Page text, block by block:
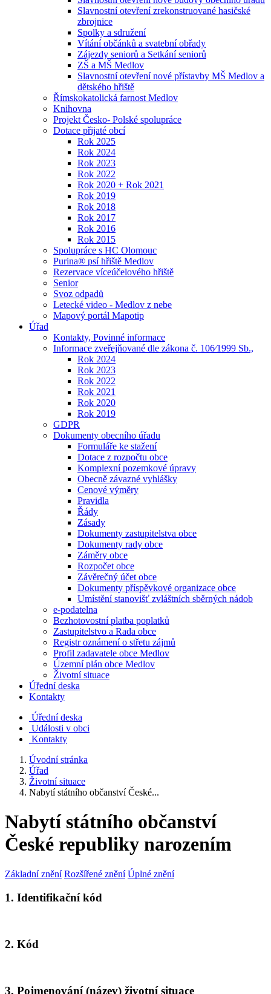
Slavnostní otevření zrekonstruované hasičské
zbrojnice
Spolky a sdružení
Vítání občánků a svatební obřady
Zájezdy seniorů a Setkání seniorů
ZŠ a MŠ Medlov
Slavnostní otevření nové přístavby MŠ Medlov a
dětského hřiště
Římskokatolická farnost Medlov
Knihovna
Projekt Česko- Polské spolupráce
Dotace přijaté obcí
Rok 2025
Rok 2024
Rok 2023
Rok 2022
Rok 2020 + Rok 2021
Rok 2019
Rok 2018
Rok 2017
Rok 2016
Rok 2015
Spolupráce s HC Olomouc
Purina® psí hřiště Medlov
Rezervace víceúčelového hřiště
Senior
Svoz odpadů
Letecké video - Medlov z nebe
Mapový portál Mapotip
Úřad
Kontakty, Povinné informace
Informace zveřejňované dle zákona č. 106⁄1999 Sb.,
Rok 2024
Rok 2023
Rok 2022
Rok 2021
Rok 2020
Rok 2019
GDPR
Dokumenty obecního úřadu
Formuláře ke stažení
Dotace z rozpočtu obce
Komplexní pozemkové úpravy
Obecně závazné vyhlášky
Cenové výměry
Pravidla
Řády
Zásady
Dokumenty zastupitelstva obce
Dokumenty rady obce
Záměry obce
Rozpočet obce
Závěrečný účet obce
Dokumenty příspěvkové organizace obce
Umístění stanovišť zvláštních sběrných nádob
e-podatelna
Bezhotovostní platba poplatků
Zastupitelstvo a Rada obce
Registr oznámení o střetu zájmů
Profil zadavatele obce Medlov
Územní plán obce Medlov
Životní situace
Úřední deska
Kontakty
Úřední deska
Události v obci
Kontakty
Úvodní stránka
Úřad
Životní situace
Nabytí státního občanství České...
Nabytí státního občanství
České republiky narozením
Základní znění Rozšířené znění Úplné znění
1. Identifikační kód
2. Kód
3. Pojmenování (název) životní situace